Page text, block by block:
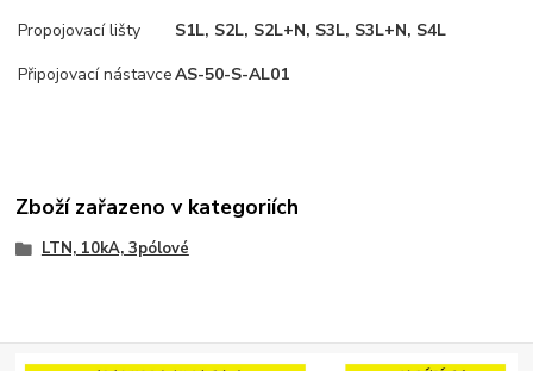
Propojovací lišty
S1L, S2L, S2L+N, S3L, S3L+N, S4L
Připojovací nástavceAS-50-S-AL01
Zboží zařazeno v kategoriích
LTN, 10kA, 3pólové